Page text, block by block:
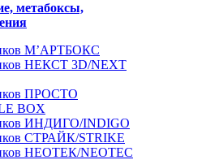
метабоксы,
М’АРТБОКС
НЕКСТ 3D/NEXT
ПРОСТО
BOX
ИНДИГО/INDIGO
СТРАЙК/STRIKE
НЕОТЕК/NEOTEC